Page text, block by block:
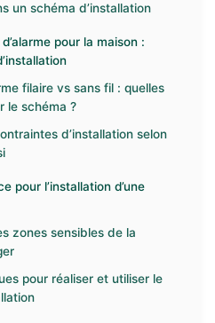
un schéma d’installation
pour la maison :
filaire vs sans fil : quelles
le schéma ?
d’installation selon
pour l’installation d’une
zones sensibles de la
pour réaliser et utiliser le